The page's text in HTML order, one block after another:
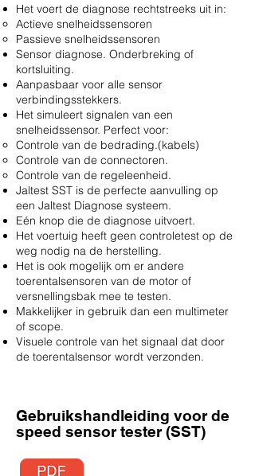
Het voert de diagnose rechtstreeks uit in:
Actieve snelheidssensoren
Passieve snelheidssensoren
Sensor diagnose. Onderbreking of
kortsluiting.
Aanpasbaar voor alle sensor
verbindingsstekkers.
Het simuleert signalen van een
snelheidssensor. Perfect voor:
Controle van de bedrading.(kabels)
Controle van de connectoren.
Controle van de regeleenheid.
Jaltest SST is de perfecte aanvulling op
een Jaltest Diagnose systeem.
Eén knop die de diagnose uitvoert.
Het voertuig heeft geen controletest op de
weg nodig na de herstelling.
Het is ook mogelijk om er andere
toerentalsensoren van de motor of
versnellingsbak mee te testen.
Makkelijker in gebruik dan een multimeter
of scope.
Visuele controle van het signaal dat door
de toerentalsensor wordt verzonden.
Gebruikshandleiding voor de
speed sensor tester (SST)